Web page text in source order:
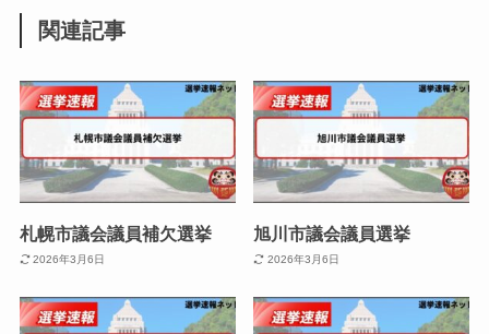
関連記事
札幌市議会議員補欠選挙
2026年3月6日
旭川市議会議員選挙
2026年3月6日